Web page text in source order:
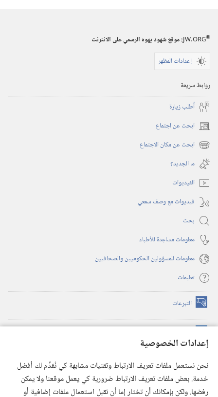
إعدادات الخصوصية
نحن نستعمل ملفات تعريف الارتباط وتقنيات مشابهة كي نُقدِّم لك أفضل
خدمة. بعض ملفات تعريف الارتباط ضرورية كي يعمل موقعنا ولا يمكن
رفضها. ولكن بإمكانك أن تختار إما أن تقبل استعمال ملفات إضافية أو
JW.ORG®
:‏ موقع شهود يهوه الرسمي على الانترنت
إعدادات المظهر
روابط سريعة
أُطلب زيارة
ابحث عن اجتماع (يفتح
نافذة ابحث عن مكان الاجتماع (يفتح
نافذة
جديدة)
ما الجديد؟‏
الفيديوات
فيديوات مع وصف سمعي
بحث
معلومات مساعِدة للأطباء
معلومات للمسؤولين الحكوميين والصحافيين
تعليمات
التبرعات (يفتح
نافذة
(يفتح
نافذة
(يفتح
نافذة
جديدة) تطبيق ®
JW Library